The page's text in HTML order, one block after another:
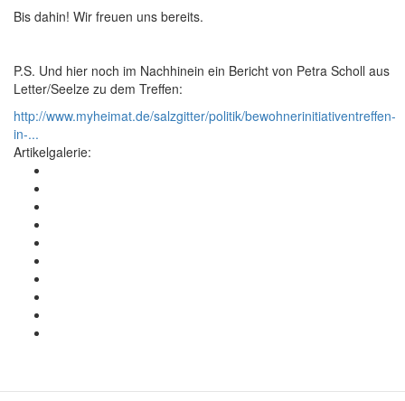
Bis dahin! Wir freuen uns bereits.
P.S. Und hier noch im Nachhinein ein Bericht von Petra Scholl aus
Letter/Seelze zu dem Treffen:
http://www.myheimat.de/salzgitter/politik/bewohnerinitiativentreffen-
in-...
Artikelgalerie: